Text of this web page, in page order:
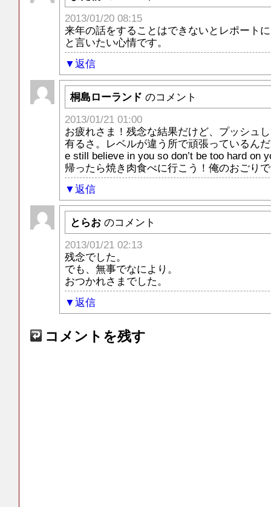
2013/01/20 08:15
来年の話をすることはできないとレポート
と言いたい心情です。
返信
桐島ローランド のコメント
2013/01/21 01:00
お疲れさま！残念な結果だけど、プッシュ
有るさ。レベルが違う所で頑張っているん
e still believe in you so don’t be too hard on
帰ったら焼き肉食べに行こう！俺のおごり
返信
とらお のコメント
2013/01/21 02:13
残念でした。
でも、無事でなにより。
おつかれさまでした。
返信
コメントを残す